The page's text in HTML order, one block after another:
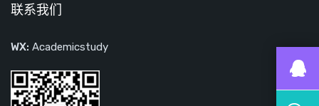
联系我们
WX: Academicstudy